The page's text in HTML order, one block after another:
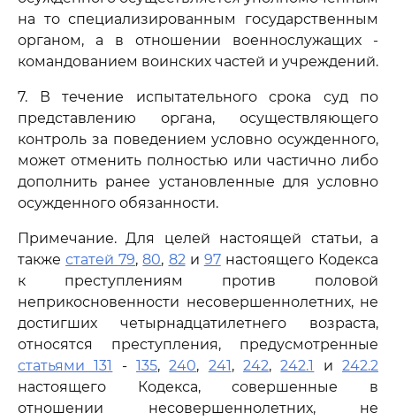
на то специализированным государственным
органом, а в отношении военнослужащих -
командованием воинских частей и учреждений.
7. В течение испытательного срока суд по
представлению органа, осуществляющего
контроль за поведением условно осужденного,
может отменить полностью или частично либо
дополнить ранее установленные для условно
осужденного обязанности.
Примечание. Для целей настоящей статьи, а
такжестатей 79,80, 82и 97настоящего Кодекса
к преступлениям против половой
неприкосновенности несовершеннолетних, не
достигших четырнадцатилетнего возраста,
относятся преступления, предусмотренные
статьями 131
-135,240, 241,242,242.1 и242.2
настоящего Кодекса, совершенные в
отношении несовершеннолетних, не